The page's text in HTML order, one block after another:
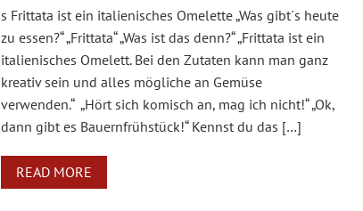
s Frittata ist ein italienisches Omelette „Was gibt´s heute
zu essen?“ „Frittata“ „Was ist das denn?“ „Frittata ist ein
italienisches Omelett. Bei den Zutaten kann man ganz
kreativ sein und alles mögliche an Gemüse
verwenden.“ „Hört sich komisch an, mag ich nicht!“ „Ok,
dann gibt es Bauernfrühstück!“ Kennst du das […]
READ MORE